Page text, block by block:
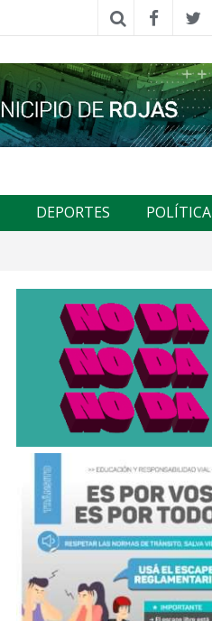
DEPORTES POLÍTICA